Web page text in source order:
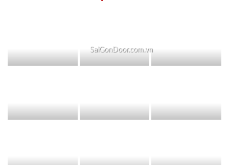
SaiGonDoor.com.vn